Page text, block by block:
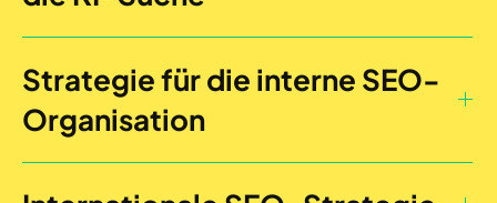
Strategie für die interne SEO-
Organisation